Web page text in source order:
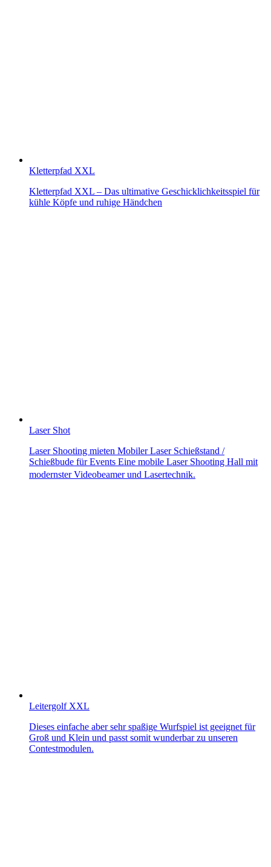
Kletterpfad XXL
Kletterpfad XXL – Das ultimative Geschicklichkeitsspiel für
kühle Köpfe und ruhige Händchen
Laser Shot
Laser Shooting mieten Mobiler Laser Schießstand /
Schießbude für Events Eine mobile Laser Shooting Hall mit
modernster Videobeamer und Lasertechnik.
Leitergolf XXL
Dieses einfache aber sehr spaßige Wurfspiel ist geeignet für
Groß und Klein und passt somit wunderbar zu unseren
Contestmodulen.